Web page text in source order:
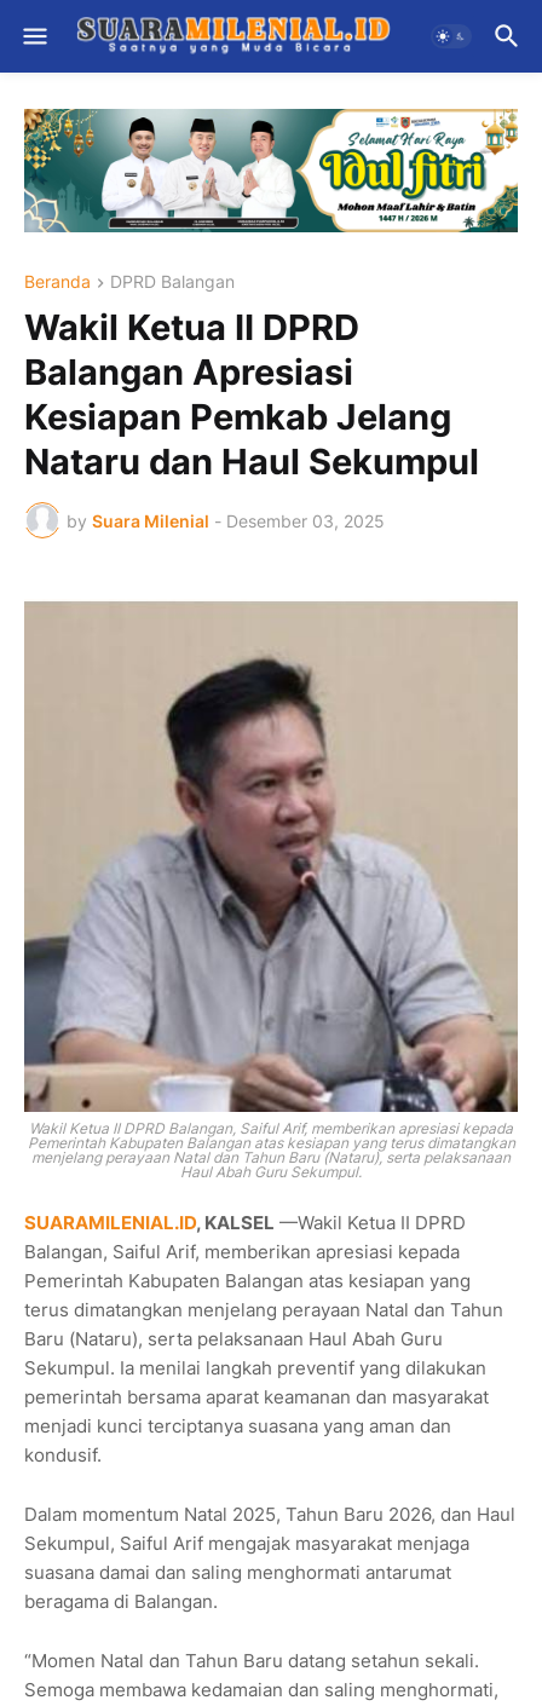
Beranda DPRD Balangan
Wakil Ketua II DPRD
Balangan Apresiasi
Kesiapan Pemkab Jelang
Nataru dan Haul Sekumpul
by Suara Milenial - Desember 03, 2025
Wakil Ketua II DPRD Balangan, Saiful Arif, memberikan apresiasi kepada
Pemerintah Kabupaten Balangan atas kesiapan yang terus dimatangkan
menjelang perayaan Natal dan Tahun Baru (Nataru), serta pelaksanaan
Haul Abah Guru Sekumpul.
SUARAMILENIAL.ID, KALSEL —Wakil Ketua II DPRD
Balangan, Saiful Arif, memberikan apresiasi kepada
Pemerintah Kabupaten Balangan atas kesiapan yang
terus dimatangkan menjelang perayaan Natal dan Tahun
Baru (Nataru), serta pelaksanaan Haul Abah Guru
Sekumpul. Ia menilai langkah preventif yang dilakukan
pemerintah bersama aparat keamanan dan masyarakat
menjadi kunci terciptanya suasana yang aman dan
kondusif.
Dalam momentum Natal 2025, Tahun Baru 2026, dan Haul
Sekumpul, Saiful Arif mengajak masyarakat menjaga
suasana damai dan saling menghormati antarumat
beragama di Balangan.
“Momen Natal dan Tahun Baru datang setahun sekali.
Semoga membawa kedamaian dan saling menghormati,